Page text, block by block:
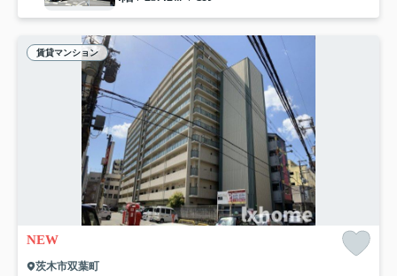
賃貸マンション
NEW
茨木市双葉町